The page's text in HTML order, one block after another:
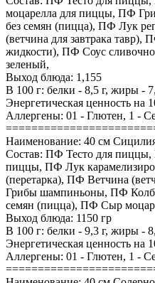
моцарелла для пиццы, ПФ
без семян (пицца), ПФ Лук
(ветчина для завтрака
жидкости), ПФ Соус
зеленый,
Выход блюда: 1,155
В 100 г: белки - 8,5 г, жиры -
Энергетическая ценность на
Аллергены: 01 - Глютен, 1 -
Наименование: 40 см
Состав: ПФ Тесто для
пиццы, ПФ Лук
(перетарка), ПФ Ветчина
Грибы шампиньоны, ПФ
семян (пицца), ПФ Сыр
Выход блюда: 1150 гр
В 100 г: белки - 9,3 г, жиры -
Энергетическая ценность на
Аллергены: 01 - Глютен, 1 -